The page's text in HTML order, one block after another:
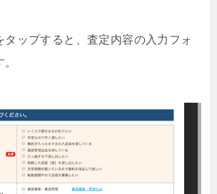
タップすると、査定内容の入力フォ